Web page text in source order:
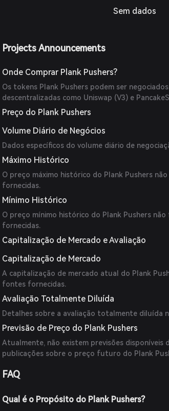
Sem dados
Projects Announcements
Onde Comprar Plank Pushers?
Os tokens Plank Pushers podem ser
descentralizadas como Uniswap (V3) e
Preço do Plank Pushers
Volume Diário de Negócios
Dados específicos do volume diário de
Máximo Histórico
O preço máximo histórico do Plank Pushers
fornecidas.
Mínimo Histórico
O preço mínimo histórico do Plank Pushers
fornecidas.
Capitalização de Mercado e Avaliação
Capitalização de Mercado
A capitalização de mercado atual do Plank
fontes fornecidas.
Avaliação Totalmente Diluída
Detalhes sobre a avaliação totalmente diluída
Previsão de Preço do Plank Pushers
Atualmente, não existem previsões disponíveis
publicações sobre o preço futuro do Plank
FAQ
Qual é o Propósito do Plank Pushers?